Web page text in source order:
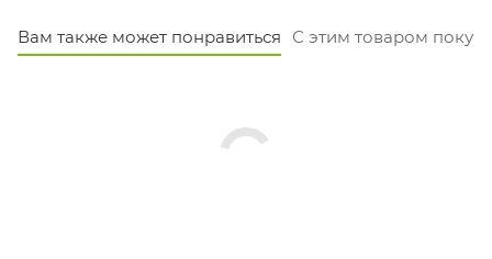
Подойдёт ли для долгой работы в офисе?
снимать нагрузку со спины. Регулировка высоты
сиденья от 49 до 54 см помогает подстроить кресло
Вам также может понравиться С этим товаром